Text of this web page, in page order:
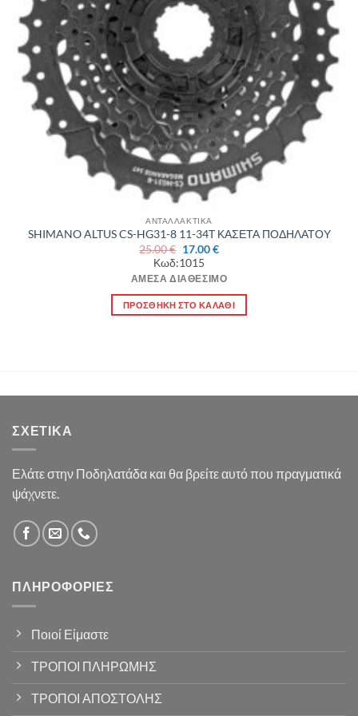
ΑΝΤΑΛΛΑΚΤΙΚΑ
SHIMANO ALTUS CS-HG31-8 11-34T ΚΑΣΕΤΑ ΠΟΔΗΛΑΤΟΥ
25.00€ Original
price
was:
25.00 €.
17.00€Η
είναι:
Κωδ:1015
ΆΜΕΣΑ ΔΙΑΘΈΣΙΜΟ
ΠΡΟΣΘΉΚΗ ΣΤΟ ΚΑΛΆΘΙ
ΣΧΕΤΙΚΆ
Ελάτε στην Ποδηλατάδα και θα βρείτε αυτό που πραγματικά
ψάχνετε.
ΠΛΗΡΟΦΟΡΊΕΣ
Ποιοί Είμαστε
ΤΡΟΠΟΙ ΠΛΗΡΩΜΗΣ
ΤΡΟΠΟΙ ΑΠΟΣΤΟΛΗΣ